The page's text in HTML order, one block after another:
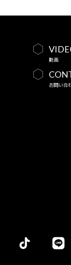
動画
お問い合